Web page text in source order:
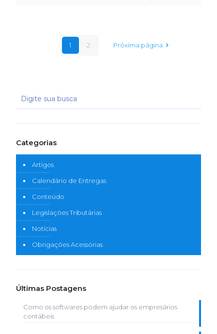
1 2 Próxima página
Categorias
Artigos
Calendário de Entregas
Conteúdo
Legislações Tributárias
Notícias
Obrigações Acessórias
Últimas Postagens
Como os softwares podem ajudar os empresários
contábeis